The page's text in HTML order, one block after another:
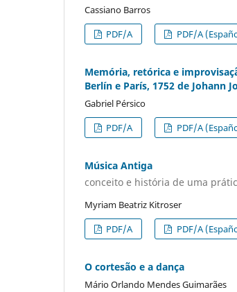
Cassiano Barros
PDF/A
PDF/A
Memória, retórica e
Berlín e París, 1752 de Johann
Gabriel Pérsico
PDF/A
PDF/A
Música Antiga
conceito e história de uma
Myriam Beatriz Kitroser
PDF/A
PDF/A
O cortesão e a dança
Mário Orlando Mendes Guimarães